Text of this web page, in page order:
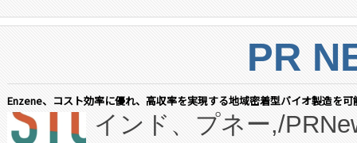
PR
Enzene、コスト効率に優れ、高収率を実現する地域密着型バイオ製造を
インド、プネー,/